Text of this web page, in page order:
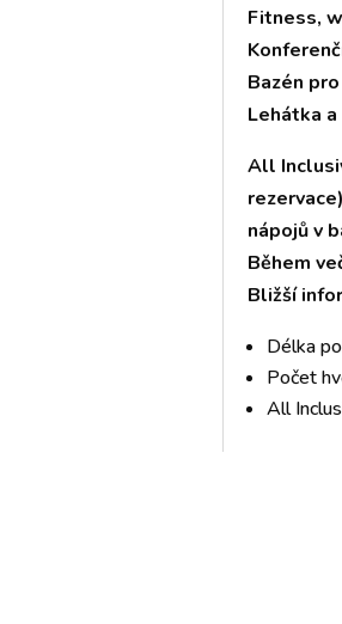
Fitness,
Bazén
Lehátka
All
nápojů v
Během
Bližší
Délka
Počet
All